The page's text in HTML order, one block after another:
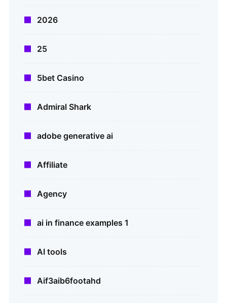
2026
25
5bet Casino
Admiral Shark
adobe generative ai
Affiliate
Agency
ai in finance examples 1
AI tools
Aif3aib6footahd